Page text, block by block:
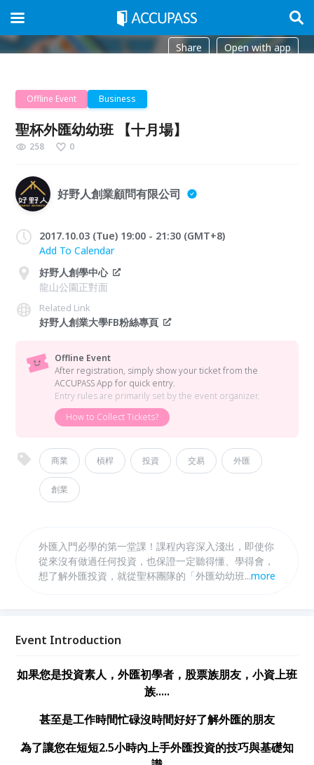
Share Open with app
Offline Event Business
聖杯外匯幼幼班 【十月場】
258 0
好野人創業顧問有限公司
2017.10.03 (Tue) 19:00 - 21:30 (GMT+8)
Add To Calendar
好野人創學中心
龍山公園正對面
Related Link
好野人創業大學FB粉絲專頁
Offline Event
After registration, simply show your ticket from the
ACCUPASS App for quick entry.
Entry rules are primarily set by the event organizer.
How to Collect Tickets?
商業 槓桿 投資 交易 外匯
創業
外匯入門必學的第一堂課！課程內容深入淺出，即使你
從來沒有做過任何投資，也保證一定聽得懂、學得會，
想了解外匯投資，就從聖杯團隊的「外匯幼幼班」開始
...more
Event Introduction
如果您是投資素人，外匯初學者，股票族朋友，小資上班
族.....
甚至是工作時間忙碌沒時間好好了解外匯的朋友
為了讓您在短短2.5小時內上手外匯投資的技巧與基礎知